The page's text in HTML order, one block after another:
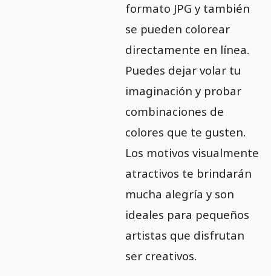
formato JPG y también
se pueden colorear
directamente en línea.
Puedes dejar volar tu
imaginación y probar
combinaciones de
colores que te gusten.
Los motivos visualmente
atractivos te brindarán
mucha alegría y son
ideales para pequeños
artistas que disfrutan
ser creativos.